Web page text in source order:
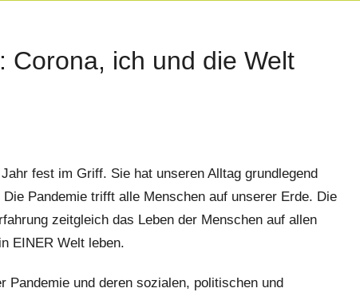
Corona, ich und die Welt
fest im Griff. Sie hat unseren Alltag grundlegend
Pandemie trifft alle Menschen auf unserer Erde. Die
zeitgleich das Leben der Menschen auf allen
EINER Welt leben.
und deren sozialen, politischen und